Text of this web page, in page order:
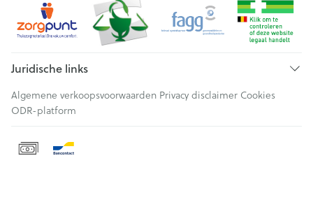
Juridische links
Algemene verkoopsvoorwaarden Privacy disclaimer Cookies
ODR-platform